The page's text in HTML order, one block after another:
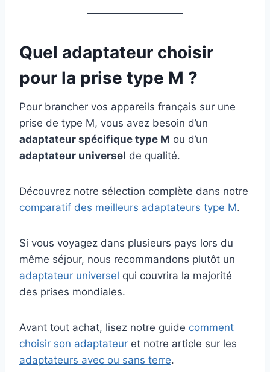
Quel adaptateur choisir
pour la prise type M ?
Pour brancher vos appareils français sur une
prise de type M, vous avez besoin d’un
adaptateur spécifique type M ou d’un
adaptateur universel de qualité.
Découvrez notre sélection complète dans notre
comparatif des meilleurs adaptateurs type M.
Si vous voyagez dans plusieurs pays lors du
même séjour, nous recommandons plutôt un
adaptateur universel qui couvrira la majorité
des prises mondiales.
Avant tout achat, lisez notre guide comment
choisir son adaptateur et notre article sur les
adaptateurs avec ou sans terre.